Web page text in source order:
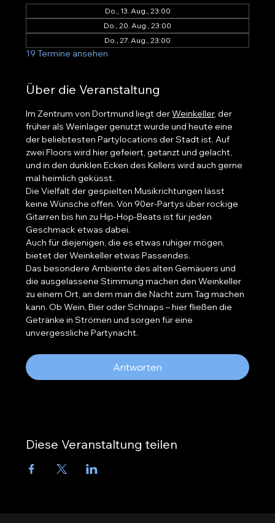
Do., 13. Aug., 23:00
Do., 20. Aug., 23:00
Do., 27. Aug., 23:00
19 Termine ansehen
Über die Veranstaltung
Im Zentrum von Dortmund liegt der Weinkeller, der
früher als Weinlager genutzt wurde und heute eine
der beliebtesten Partylocations der Stadt ist. Auf
zwei Floors wird hier gefeiert, getanzt und gelacht,
und in den dunklen Ecken des Kellers wird auch gerne
mal heimlich geküsst.
Die Vielfalt der gespielten Musikrichtungen lässt
keine Wünsche offen. Von 90er-Partys über rockige
Gitarren bis hin zu Hip-Hop-Beats ist für jeden
Geschmack etwas dabei.
Auch für diejenigen, die es etwas ruhiger mögen,
bietet der Weinkeller etwas Passendes.
Das besondere Ambiente des alten Gemäuers und
die ausgelassene Stimmung machen den Weinkeller
zu einem Ort, an dem man die Nacht zum Tag machen
kann. Ob Wein, Bier oder Schnaps – hier fließen die
Getränke in Strömen und sorgen für eine
unvergessliche Partynacht.
Antworten
Diese Veranstaltung teilen